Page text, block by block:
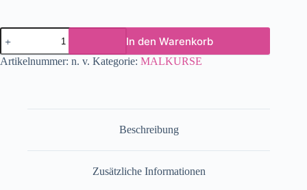
In den Warenkorb
Artikelnummer: n. v. Kategorie: MALKURSE
Beschreibung
Zusätzliche Informationen